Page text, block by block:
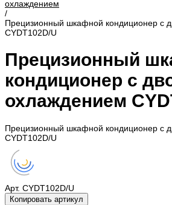
охлаждением
/
Прецизионный шкафной кондиционер с
CYDT102D/U
Прецизионный
кондиционер с
охлаждением
Прецизионный шкафной кондиционер с
CYDT102D/U
Арт. CYDT102D/U
Копировать артикул